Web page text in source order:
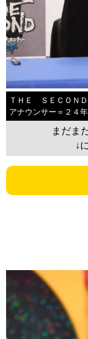
ＴＨＥ ＳＥＣＯＮ
アナウンサー＝２４
まだま
↓